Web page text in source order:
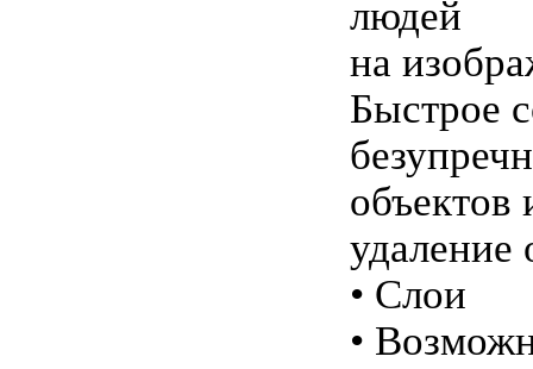
людей
на
Быстрое
объектов
удаление
• Слои
•